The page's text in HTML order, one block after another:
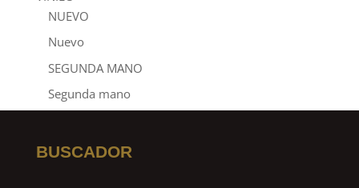
NUEVO
Nuevo
SEGUNDA MANO
Segunda mano
BUSCADOR